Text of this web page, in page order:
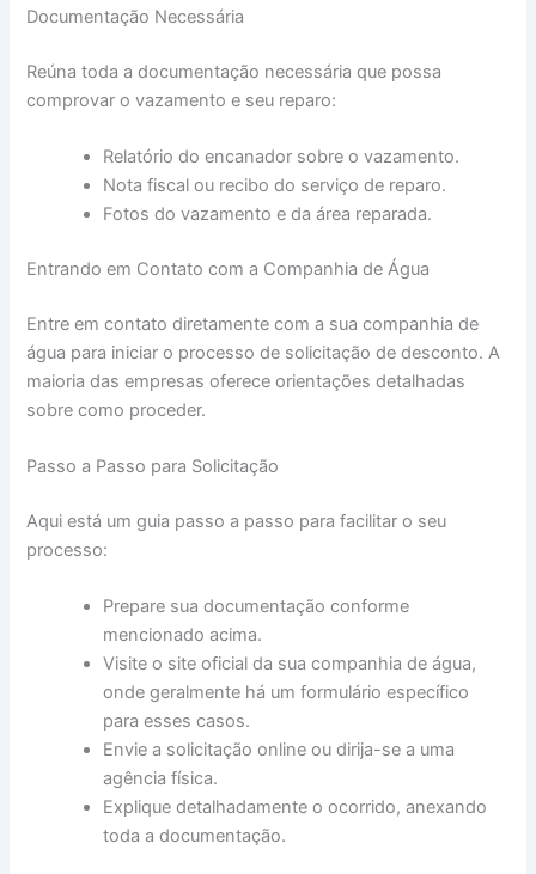
Documentação Necessária
Reúna toda a documentação necessária que possa
comprovar o vazamento e seu reparo:
Relatório do encanador sobre o vazamento.
Nota fiscal ou recibo do serviço de reparo.
Fotos do vazamento e da área reparada.
Entrando em Contato com a Companhia de Água
Entre em contato diretamente com a sua companhia de
água para iniciar o processo de solicitação de desconto. A
maioria das empresas oferece orientações detalhadas
sobre como proceder.
Passo a Passo para Solicitação
Aqui está um guia passo a passo para facilitar o seu
processo:
Prepare sua documentação conforme
mencionado acima.
Visite o site oficial da sua companhia de água,
onde geralmente há um formulário específico
para esses casos.
Envie a solicitação online ou dirija-se a uma
agência física.
Explique detalhadamente o ocorrido, anexando
toda a documentação.